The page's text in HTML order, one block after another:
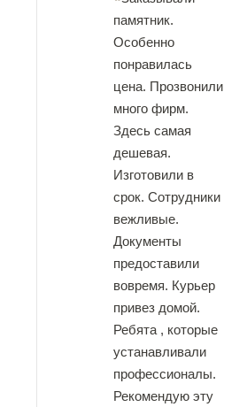
памятник.
Особенно
понравилась
цена. Прозвонили
много фирм.
Здесь самая
дешевая.
Изготовили в
срок. Сотрудники
вежливые.
Документы
предоставили
вовремя. Курьер
привез домой.
Ребята , которые
устанавливали
профессионалы.
Рекомендую эту